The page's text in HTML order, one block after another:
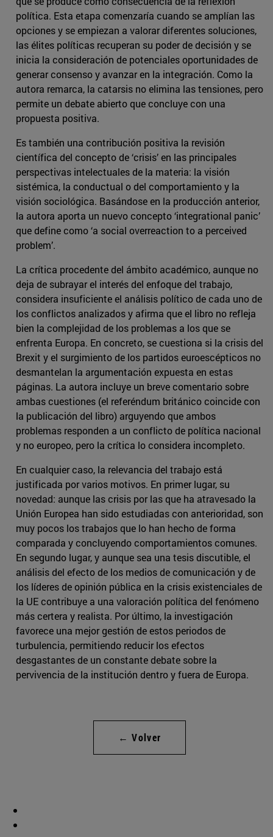
política. Esta etapa comenzaría cuando se amplían las
opciones y se empiezan a valorar diferentes soluciones,
las élites políticas recuperan su poder de decisión y se
inicia la consideración de potenciales oportunidades de
generar consenso y avanzar en la integración. Como la
autora remarca, la catarsis no elimina las tensiones, pero
permite un debate abierto que concluye con una
propuesta positiva.
Es también una contribución positiva la revisión
científica del concepto de ‘crisis’ en las principales
perspectivas intelectuales de la materia: la visión
sistémica, la conductual o del comportamiento y la
visión sociológica. Basándose en la producción anterior,
la autora aporta un nuevo concepto ‘integrational panic’
que define como ‘a social overreaction to a perceived
problem’.
La crítica procedente del ámbito académico, aunque no
deja de subrayar el interés del enfoque del trabajo,
considera insuficiente el análisis político de cada uno de
los conflictos analizados y afirma que el libro no refleja
bien la complejidad de los problemas a los que se
enfrenta Europa. En concreto, se cuestiona si la crisis del
Brexit y el surgimiento de los partidos euroescépticos no
desmantelan la argumentación expuesta en estas
páginas. La autora incluye un breve comentario sobre
ambas cuestiones (el referéndum británico coincide con
la publicación del libro) arguyendo que ambos
problemas responden a un conflicto de política nacional
y no europeo, pero la crítica lo considera incompleto.
En cualquier caso, la relevancia del trabajo está
justificada por varios motivos. En primer lugar, su
novedad: aunque las crisis por las que ha atravesado la
Unión Europea han sido estudiadas con anterioridad, son
muy pocos los trabajos que lo han hecho de forma
comparada y concluyendo comportamientos comunes.
En segundo lugar, y aunque sea una tesis discutible, el
análisis del efecto de los medios de comunicación y de
los líderes de opinión pública en la crisis existenciales de
la UE contribuye a una valoración política del fenómeno
más certera y realista. Por último, la investigación
favorece una mejor gestión de estos periodos de
turbulencia, permitiendo reducir los efectos
desgastantes de un constante debate sobre la
pervivencia de la institución dentro y fuera de Europa.
← Volver